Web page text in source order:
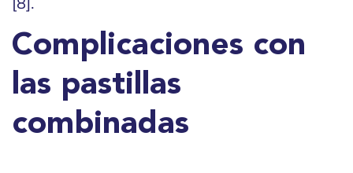
Complicaciones con
las pastillas
combinadas